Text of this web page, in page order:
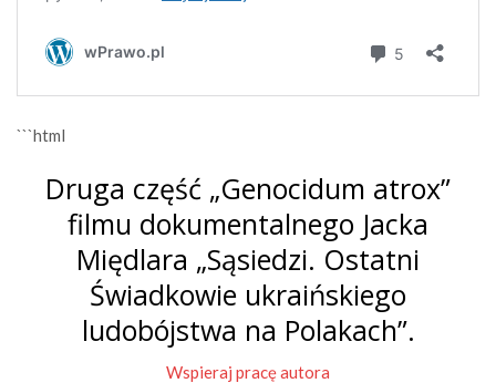
```html
Druga część „Genocidum atrox”
filmu dokumentalnego Jacka
Międlara „Sąsiedzi. Ostatni
Świadkowie ukraińskiego
ludobójstwa na Polakach”.
Wspieraj pracę autora